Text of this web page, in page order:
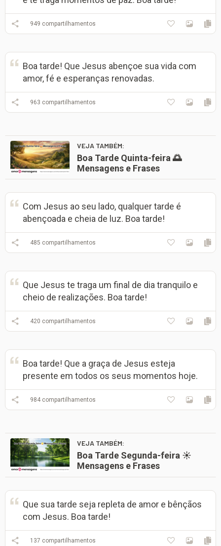
949 compartilhamentos
Boa tarde! Que Jesus abençoe sua vida com
amor, fé e esperanças renovadas.
963 compartilhamentos
VEJA TAMBÉM:
Boa Tarde Quinta-feira 🌅
Mensagens e Frases
Com Jesus ao seu lado, qualquer tarde é
abençoada e cheia de luz. Boa tarde!
485 compartilhamentos
Que Jesus te traga um final de dia tranquilo e
cheio de realizações. Boa tarde!
420 compartilhamentos
Boa tarde! Que a graça de Jesus esteja
presente em todos os seus momentos hoje.
984 compartilhamentos
VEJA TAMBÉM:
Boa Tarde Segunda-feira ☀️
Mensagens e Frases
Que sua tarde seja repleta de amor e bênçãos
com Jesus. Boa tarde!
137 compartilhamentos